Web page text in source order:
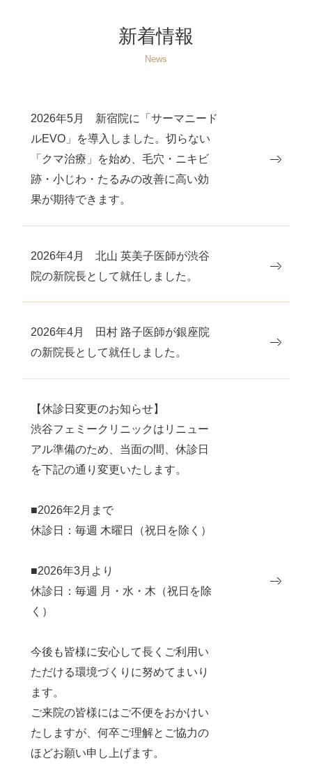
新着情報
News
2026年5月 新宿院に「サーマニード
ルEVO」を導入しました。切らない
「クマ治療」を始め、毛穴・ニキビ
跡・小じわ・たるみの改善に高い効
果が期待できます。
2026年4月 北山 英美子医師が渋谷
院の新院長として就任しました。
2026年4月 田村 路子医師が銀座院
の新院長として就任しました。
【休診日変更のお知らせ】
渋谷フェミークリニックはリニュー
アル準備のため、当面の間、休診日
を下記の通り変更いたします。
■2026年2月まで
休診日：毎週 木曜日（祝日を除く）
■2026年3月より
休診日：毎週 月・水・木（祝日を除
く）
今後も皆様に安心して長くご利用い
ただける環境づくりに努めてまいり
ます。
ご来院の皆様にはご不便をおかけい
たしますが、何卒ご理解とご協力の
ほどお願い申し上げます。